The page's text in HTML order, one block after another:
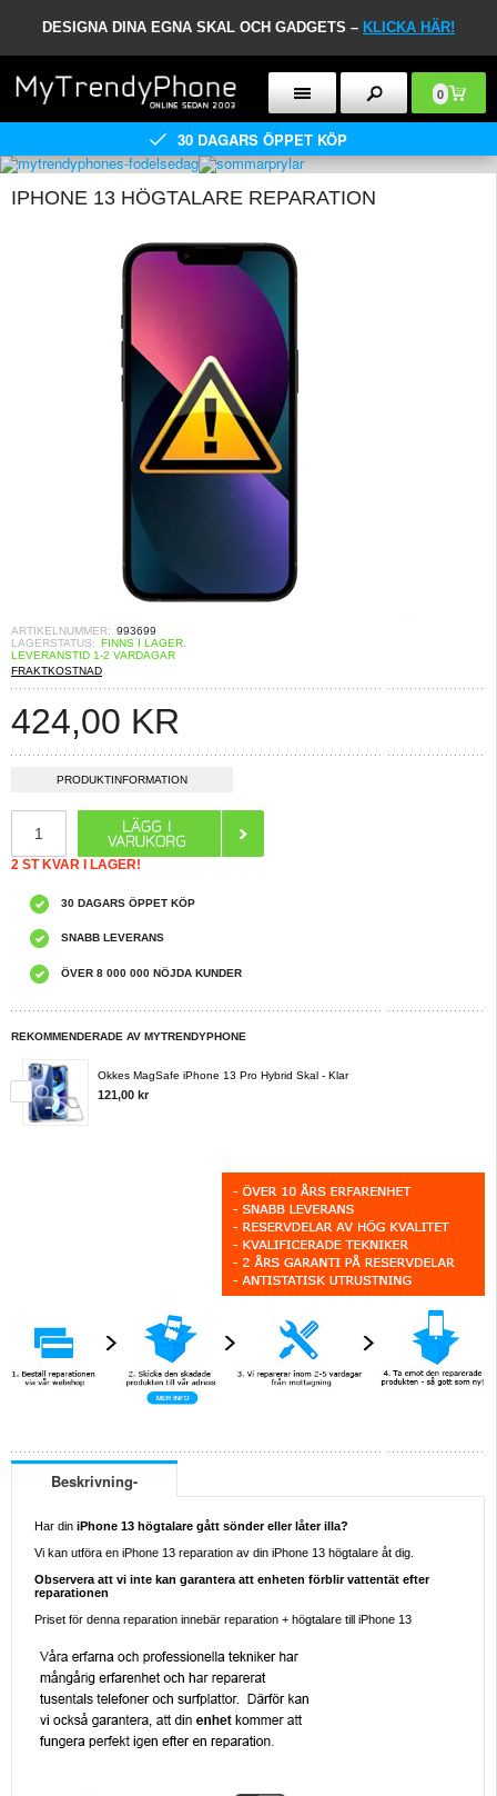
DESIGNA DINA EGNA SKAL OCH GADGETS – KLICKA HÄR!
0
30 DAGARS ÖPPET KÖP
IPHONE 13 HÖGTALARE REPARATION
ARTIKELNUMMER: 993699
LAGERSTATUS: FINNS I LAGER.
LEVERANSTID 1-2 VARDAGAR
FRAKTKOSTNAD
424,00 KR
PRODUKTINFORMATION
2 ST KVAR I LAGER!
30 DAGARS ÖPPET KÖP
SNABB LEVERANS
ÖVER 8 000 000 NÖJDA KUNDER
REKOMMENDERADE AV MYTRENDYPHONE
Okkes MagSafe iPhone 13 Pro Hybrid Skal - Klar
121,00 kr
Beskrivning-
Har din iPhone 13 högtalare gått sönder eller låter illa?
Vi kan utföra en iPhone 13 reparation av din iPhone 13 högtalare åt dig.
Observera att vi inte kan garantera att enheten förblir vattentät efter
reparationen
Priset för denna reparation innebär reparation + högtalare till iPhone 13